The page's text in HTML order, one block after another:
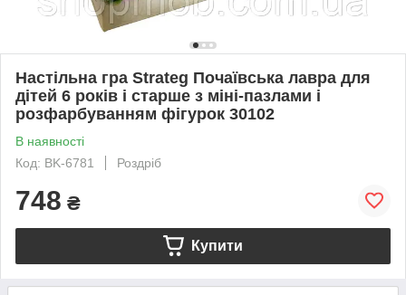
Настільна гра Strateg Почаївська лавра для
дітей 6 років і старше з міні-пазлами і
розфарбуванням фігурок 30102
В наявності
Код: BK-6781
Роздріб
748 ₴
Купити